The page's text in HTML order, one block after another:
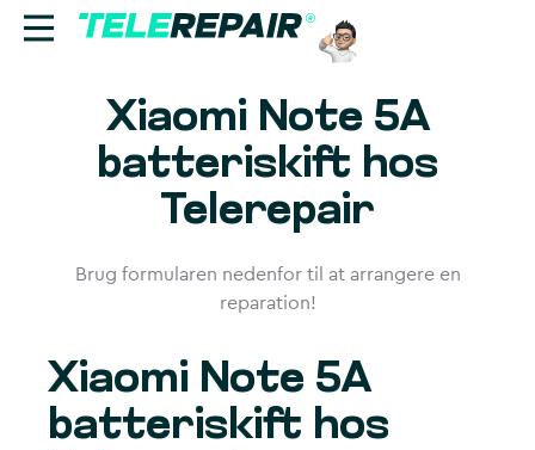
Reparation
Ring til os:
+45 70 60 55 90
Xiaomi Note 5A
batteriskift hos
Telerepair
Brug formularen nedenfor til at arrangere en
reparation!
Xiaomi Note 5A
batteriskift hos